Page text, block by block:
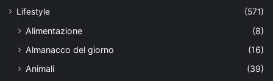
Lifestyle (571)
Alimentazione
(8)
Almanacco del giorno
(16)
Animali
(39)